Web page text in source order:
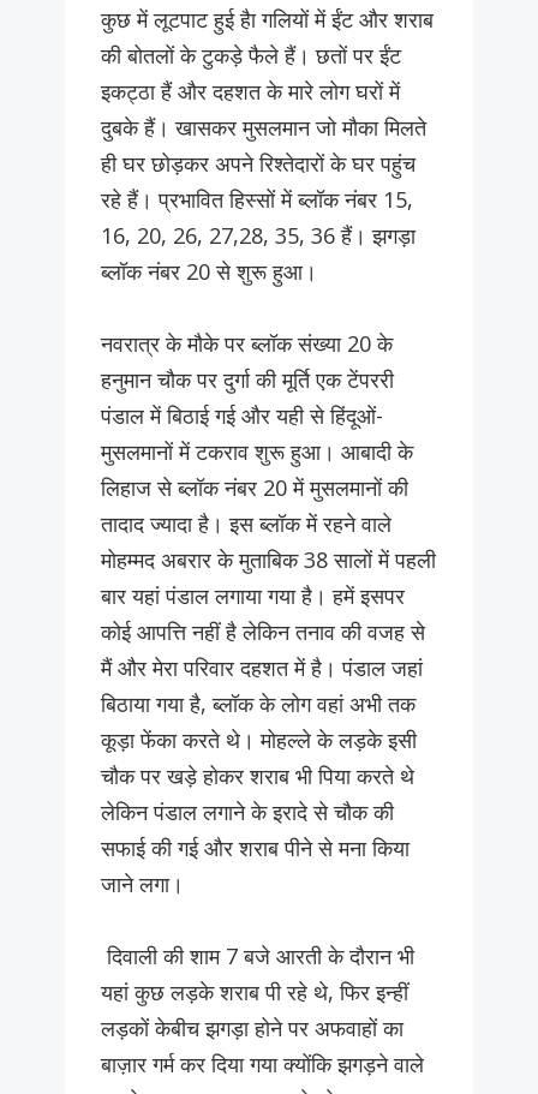
कुछ में लूटपाट हुई हैा गलियों में ईंट और शराब
की बोतलों के टुकड़े फैले हैं। छतों पर ईंट
इकट्ठा हैं और दहशत के मारे लोग घरों में
दुबके हैं। खासकर मुसलमान जो मौका मिलते
ही घर छोड़कर अपने रिश्तेदारों के घर पहुंच
रहे हैं। प्रभावित हिस्सों में ब्लॉक नंबर 15,
16, 20, 26, 27,28, 35, 36 हैं। झगड़ा
ब्लॉक नंबर 20 से शुरू हुआ।
नवरात्र के मौके पर ब्लॉक संख्या 20 के
हनुमान चौक पर दुर्गा की मूर्ति एक टेंपररी
पंडाल में बिठाई गई और यही से हिंदूओं-
मुसलमानों में टकराव शुरू हुआ। आबादी के
लिहाज से ब्लॉक नंबर 20 में मुसलमानों की
तादाद ज्यादा है। इस ब्लॉक में रहने वाले
मोहम्मद अबरार के मुताबिक 38 सालों में पहली
बार यहां पंडाल लगाया गया है। हमें इसपर
कोई आपत्ति नहीं है लेकिन तनाव की वजह से
मैं और मेरा परिवार दहशत में है। पंडाल जहां
बिठाया गया है, ब्लॉक के लोग वहां अभी तक
कूड़ा फेंका करते थे। मोहल्ले के लड़के इसी
चौक पर खड़े होकर शराब भी पिया करते थे
लेकिन पंडाल लगाने के इरादे से चौक की
सफाई की गई और शराब पीने से मना किया
जाने लगा।
दिवाली की शाम 7 बजे आरती के दौरान भी
यहां कुछ लड़के शराब पी रहे थे, फिर इन्हीं
लड़कों केबीच झगड़ा होने पर अफवाहों का
बाज़ार गर्म कर दिया गया क्योंकि झगड़ने वाले